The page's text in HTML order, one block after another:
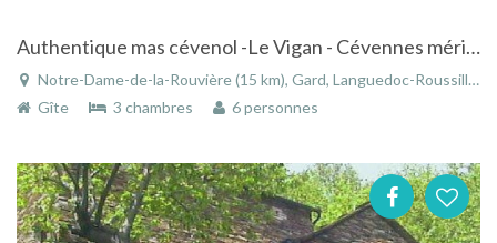
Authentique mas cévenol -Le Vigan - Cévennes méridionales. Label 3 étoiles
Notre-Dame-de-la-Rouvière (15 km), Gard, Languedoc-Roussillon, Occitanie, France
Gîte
3 chambres 6 personnes